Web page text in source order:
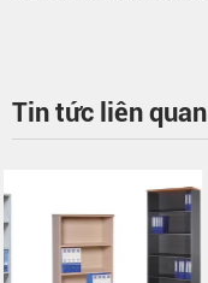
Tin tức liên quan